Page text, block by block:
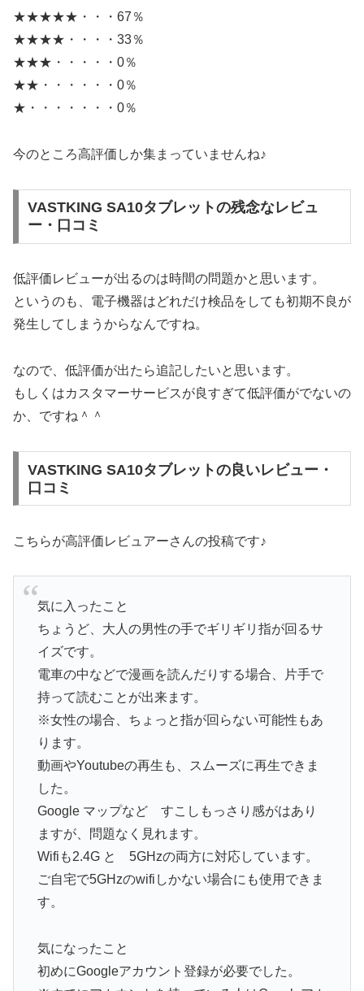
★★★★★・・・67％
★★★★・・・・33％
★★★・・・・・0％
★★・・・・・・0％
★・・・・・・・0％
今のところ高評価しか集まっていませんね♪
VASTKING SA10タブレットの残念なレビュ
ー・口コミ
低評価レビューが出るのは時間の問題かと思います。
というのも、電子機器はどれだけ検品をしても初期不良が
発生してしまうからなんですね。
なので、低評価が出たら追記したいと思います。
もしくはカスタマーサービスが良すぎて低評価がでないの
か、ですね＾＾
VASTKING SA10タブレットの良いレビュー・
口コミ
こちらが高評価レビュアーさんの投稿です♪
気に入ったこと
ちょうど、大人の男性の手でギリギリ指が回るサ
イズです。
電車の中などで漫画を読んだりする場合、片手で
持って読むことが出来ます。
※女性の場合、ちょっと指が回らない可能性もあ
ります。
動画やYoutubeの再生も、スムーズに再生できま
した。
Google マップなど すこしもっさり感がはあり
ますが、問題なく見れます。
Wifiも2.4G と 5GHzの両方に対応しています。
ご自宅で5GHzのwifiしかない場合にも使用できま
す。
気になったこと
初めにGoogleアカウント登録が必要でした。